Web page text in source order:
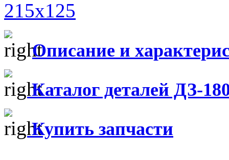
Описание и
Каталог деталей ДЗ-
Купить запчасти